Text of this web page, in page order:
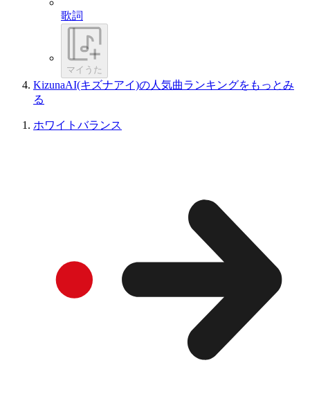
歌詞
マイうた
KizunaAI(キズナアイ)の人気曲ランキングをもっとみ
る
ホワイトバランス